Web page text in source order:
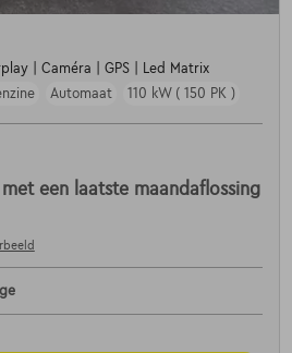
| Caméra | GPS | Led Matrix
Automaat 110 kW ( 150 PK )
met een laatste maandaflossing